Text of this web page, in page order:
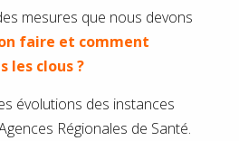
mesures que nous devons
faire et comment
les clous?
évolutions des instances
Régionales de Santé.